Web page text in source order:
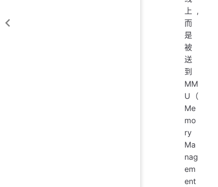
上,
而
是
被
送
到
MM
U（
Me
mo
ry
Ma
nag
em
ent